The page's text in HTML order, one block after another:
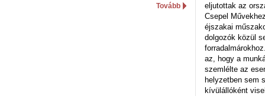
Tovább
eljutottak az
Csepel
éjszakai
dolgozók közül
az, hogy a
szemlélte az
helyzetben sem
kívülállóként